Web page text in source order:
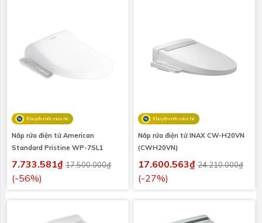
Khuyến mãi mùa hè
Nắp rửa điện tử American
Standard Pristine WP-7SL1
7.733.581₫ 17.500.000₫
(-56%)
Khuyến mãi mùa hè
Nắp rửa điện tử INAX CW-H20VN
(CWH20VN)
17.600.563₫ 24.210.000₫
(-27%)